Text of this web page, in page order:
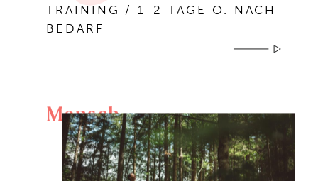
TRAINING / 1-2 TAGE O. NACH
BEDARF
Mensch